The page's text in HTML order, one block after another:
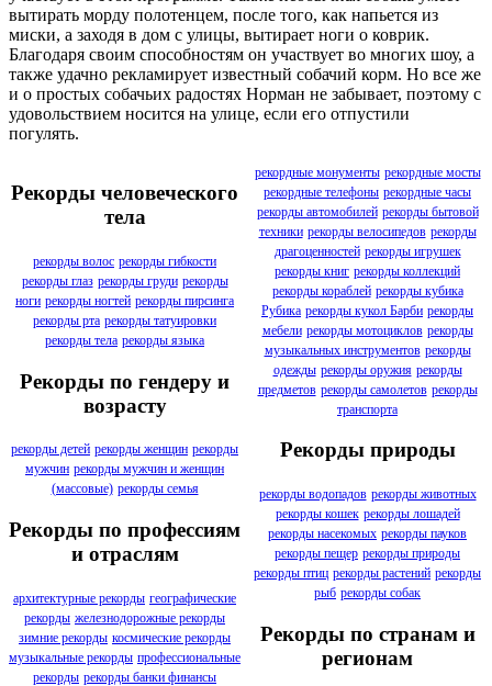
вытирать морду полотенцем, после того, как напьется из
миски, а заходя в дом с улицы, вытирает ноги о коврик.
Благодаря своим способностям он участвует во многих шоу, а
также удачно рекламирует известный собачий корм. Но все же
и о простых собачьих радостях Норман не забывает, поэтому с
удовольствием носится на улице, если его отпустили
погулять.
Рекорды человеческого
тела
рекорды волос рекорды гибкости
рекорды глаз рекорды груди рекорды
ноги рекорды ногтей рекорды пирсинга
рекорды рта рекорды татуировки
рекорды тела рекорды языка
Рекорды по гендеру и
возрасту
рекорды детей рекорды женщин рекорды
мужчин рекорды мужчин и женщин
(массовые) рекорды семья
Рекорды по профессиям
и отраслям
архитектурные рекорды географические
рекорды железнодорожные рекорды
зимние рекорды космические рекорды
музыкальные рекорды профессиональные
рекорды рекорды банки финансы
рекордные монументы рекордные мосты
рекордные телефоны рекордные часы
рекорды автомобилей рекорды бытовой
техники рекорды велосипедов рекорды
драгоценностей рекорды игрушек
рекорды книг рекорды коллекций
рекорды кораблей рекорды кубика
Рубика рекорды кукол Барби рекорды
мебели рекорды мотоциклов рекорды
музыкальных инструментов рекорды
одежды рекорды оружия рекорды
предметов рекорды самолетов рекорды
транспорта
Рекорды природы
рекорды водопадов рекорды животных
рекорды кошек рекорды лошадей
рекорды насекомых рекорды пауков
рекорды пещер рекорды природы
рекорды птиц рекорды растений рекорды
рыб рекорды собак
Рекорды по странам и
регионам